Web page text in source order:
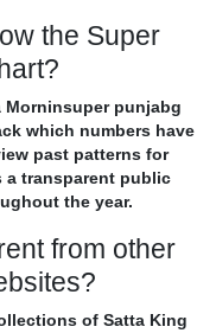
the Super
Morninsuper punjabg
which numbers have
past patterns for
a transparent public
the year.
from other
of Satta King